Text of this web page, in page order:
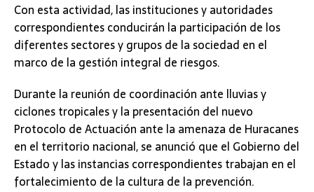
Con esta actividad, las instituciones y autoridades
correspondientes conducirán la participación de los
diferentes sectores y grupos de la sociedad en el
marco de la gestión integral de riesgos.
Durante la reunión de coordinación ante lluvias y
ciclones tropicales y la presentación del nuevo
Protocolo de Actuación ante la amenaza de Huracanes
en el territorio nacional, se anunció que el Gobierno del
Estado y las instancias correspondientes trabajan en el
fortalecimiento de la cultura de la prevención.